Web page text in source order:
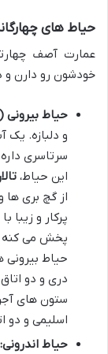
حیاط های
عمارت آصف
خودشون رو دارن و
حیاط بیرونی
و دلبازه. یک
سرتاسری
این حیاط،
از گچ بری
پرکار و
پخش می کنه
حیاط بیرونی
دری و دو
ستون های
اسلیمی و دو
حیاط اندرونی: